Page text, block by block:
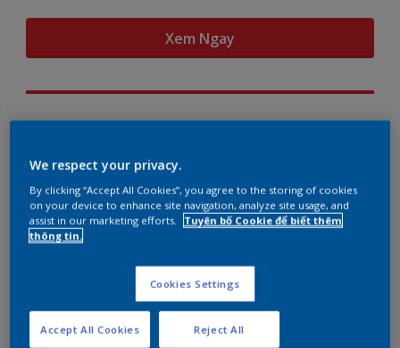
Xem Ngay
We respect your privacy.
By clicking “Accept All Cookies”, you agree to the storing of cookies
on your device to enhance site navigation, analyze site usage, and
assist in our marketing efforts.
Tuyên bố Cookie để biết thêm
thông tin.
Cookies Settings
Reject All
Accept All Cookies